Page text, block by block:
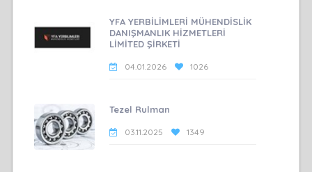
YFA YERBİLİMLERİ MÜHENDİSLİK
DANIŞMANLIK HİZMETLERİ
LİMİTED ŞİRKETİ
04.01.2026 1026
Tezel Rulman
03.11.2025 1349